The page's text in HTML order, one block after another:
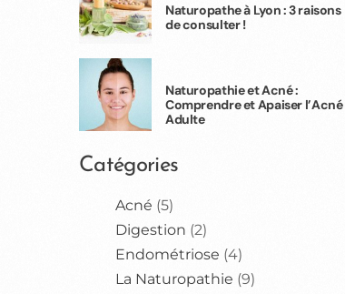
Naturopathe à Lyon : 3 raisons
de consulter !
Naturopathie et Acné :
Comprendre et Apaiser l’Acné
Adulte
Catégories
Acné (5)
Digestion (2)
Endométriose (4)
La Naturopathie (9)